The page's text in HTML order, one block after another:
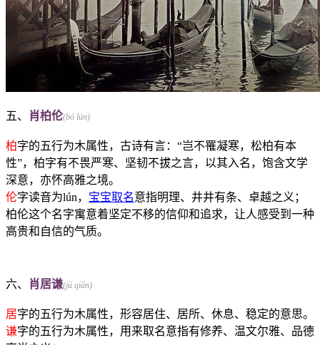
五、 肖柏伦(bó lún)
柏字的五行为木属性，古诗有言：“岂不罹凝寒，松柏有本
性”，柏字有不畏严寒、坚韧不拔之言，以其入名，饱含文学
深意，亦怀高雅之境。
伦字读音为lún， 宝宝取名意指明理、井井有条、卓越之义；
柏伦这个名字寓意着坚定不移的信仰和追求，让人感受到一种
高贵和自信的气质。
六、 肖居谦(jū qiān)
居字的五行为木属性，形容居住、居所、休息、稳定的意思。
谦字的五行为木属性，用来取名意指有修养、温文尔雅、品德